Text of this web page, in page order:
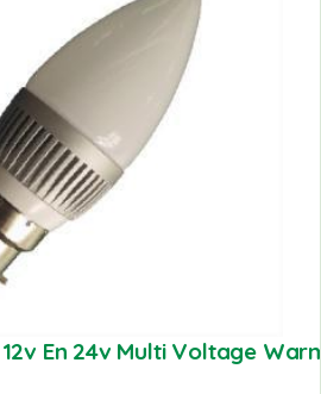
En 24v Multi Voltage